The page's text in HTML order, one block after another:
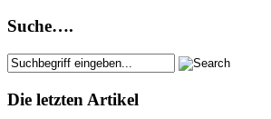
Suche….
Die letzten Artikel